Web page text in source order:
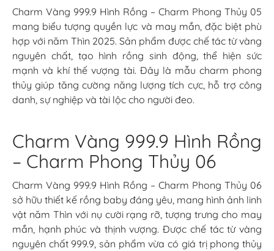
Charm Vàng 999.9 Hình Rồng – Charm Phong Thủy 05
mang biểu tượng quyền lực và may mắn, đặc biệt phù
hợp với năm Thìn 2025. Sản phẩm được chế tác từ vàng
nguyên chất, tạo hình rồng sinh động, thể hiện sức
mạnh và khí thế vượng tài. Đây là mẫu charm phong
thủy giúp tăng cường năng lượng tích cực, hỗ trợ công
danh, sự nghiệp và tài lộc cho người đeo.
Charm Vàng 999.9 Hình Rồng
– Charm Phong Thủy 06
Charm Vàng 999.9 Hình Rồng – Charm Phong Thủy 06
sở hữu thiết kế rồng baby đáng yêu, mang hình ảnh linh
vật năm Thìn với nụ cười rạng rỡ, tượng trưng cho may
mắn, hạnh phúc và thịnh vượng. Được chế tác từ vàng
nguyên chất 999.9, sản phẩm vừa có giá trị phong thủy